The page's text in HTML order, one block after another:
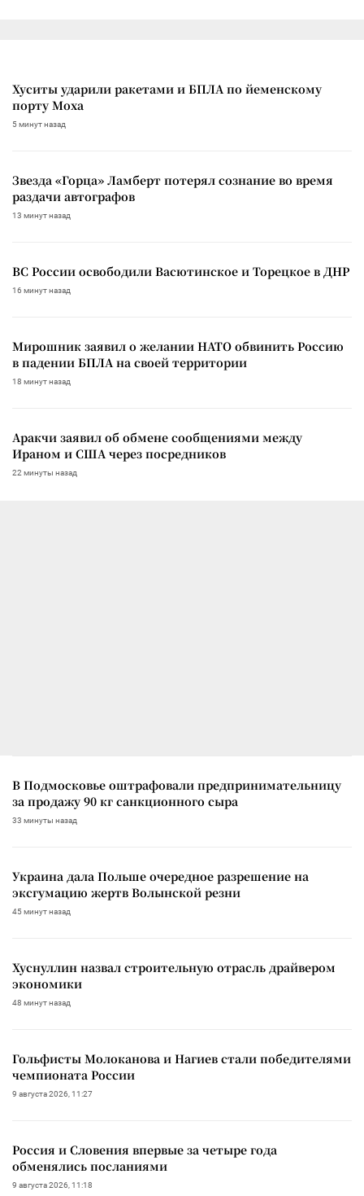
Хуситы ударили ракетами и БПЛА по йеменскому
порту Моха
5 минут назад
Звезда «Горца» Ламберт потерял сознание во время
раздачи автографов
13 минут назад
ВС России освободили Васютинское и Торецкое в ДНР
16 минут назад
Мирошник заявил о желании НАТО обвинить Россию
в падении БПЛА на своей территории
18 минут назад
Аракчи заявил об обмене сообщениями между
Ираном и США через посредников
22 минуты назад
В Подмосковье оштрафовали предпринимательницу
за продажу 90 кг санкционного сыра
33 минуты назад
Украина дала Польше очередное разрешение на
эксгумацию жертв Волынской резни
45 минут назад
Хуснуллин назвал строительную отрасль драйвером
экономики
48 минут назад
Гольфисты Молоканова и Нагиев стали победителями
чемпионата России
9 августа 2026, 11:27
Россия и Словения впервые за четыре года
обменялись посланиями
9 августа 2026, 11:18